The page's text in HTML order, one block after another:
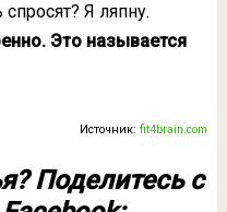
Я ляпну.
Это называется
Источник:fit4brain.com
Поделитесь с